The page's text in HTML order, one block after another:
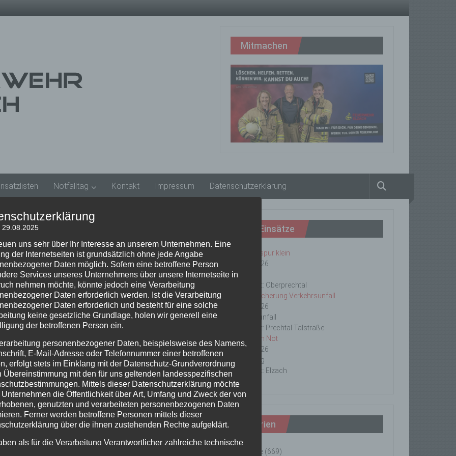
Mitmachen
Notfalltag Kontakt Impressum Datenschutzerklärung
Letzte Einsätze
ABC-1, Ölspur klein
23/06/2026
Ölspur
Einsatzort: Oberprechtal
TH 2 Absicherung Verkehrsunfall
20/06/2026
Verkehrsunfall
Einsatzort: Prechtal Talstraße
TH1 Tier in Not
18/06/2026
Tierrettung
Einsatzort: Elzach
Kategorien
Einsätze (669)
29.08.2025
uns sehr über Ihr Interesse an unserem Unternehmen. Eine
der Internetseiten ist grundsätzlich ohne jede Angabe
Daten möglich. Sofern eine betroffene Person
Services unseres Unternehmens über unsere Internetseite in
nehmen möchte, könnte jedoch eine Verarbeitung
Daten erforderlich werden. Ist die Verarbeitung
Daten erforderlich und besteht für eine solche
keine gesetzliche Grundlage, holen wir generell eine
der betroffenen Person ein.
personenbezogener Daten, beispielsweise des Namens,
E-Mail-Adresse oder Telefonnummer einer betroffenen
erfolgt stets im Einklang mit der Datenschutz-Grundverordnung
Übereinstimmung mit den für uns geltenden landesspezifischen
Mittels dieser Datenschutzerklärung möchte
Unternehmen die Öffentlichkeit über Art, Umfang und Zweck der von
genutzten und verarbeiteten personenbezogenen Daten
Ferner werden betroffene Personen mittels dieser
über die ihnen zustehenden Rechte aufgeklärt.
als für die Verarbeitung Verantwortlicher zahlreiche technische